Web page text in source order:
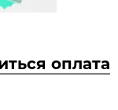
оплата